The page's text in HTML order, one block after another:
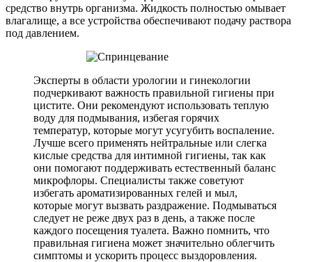
средство внутрь организма. Жидкость полностью омывает
влагалище, а все устройства обеспечивают подачу раствора
под давлением.
Эксперты в области урологии и гинекологии
подчеркивают важность правильной гигиены при
цистите. Они рекомендуют использовать теплую
воду для подмывания, избегая горячих
температур, которые могут усугубить воспаление.
Лучше всего применять нейтральные или слегка
кислые средства для интимной гигиены, так как
они помогают поддерживать естественный баланс
микрофлоры. Специалисты также советуют
избегать ароматизированных гелей и мыл,
которые могут вызвать раздражение. Подмываться
следует не реже двух раз в день, а также после
каждого посещения туалета. Важно помнить, что
правильная гигиена может значительно облегчить
симптомы и ускорить процесс выздоровления.